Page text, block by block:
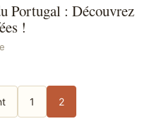
Portugal : Découvrez
!
Pagination
des
1 2